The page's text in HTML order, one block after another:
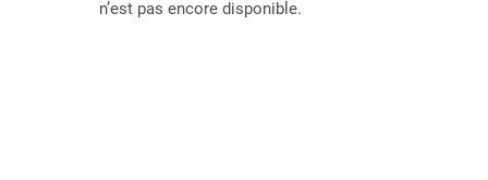
n’est pas encore disponible.